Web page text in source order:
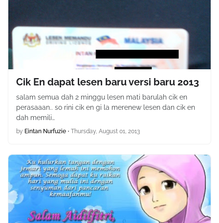
Cik En dapat lesen baru versi baru 2013
salam semua dah 2 minggu lesen mati barulah cik en
perasaaan.. so rini cik en gi la merenew lesen dan cik en
dah memili…
by Eintan Nurfuzie • Thursday, August 01, 2013